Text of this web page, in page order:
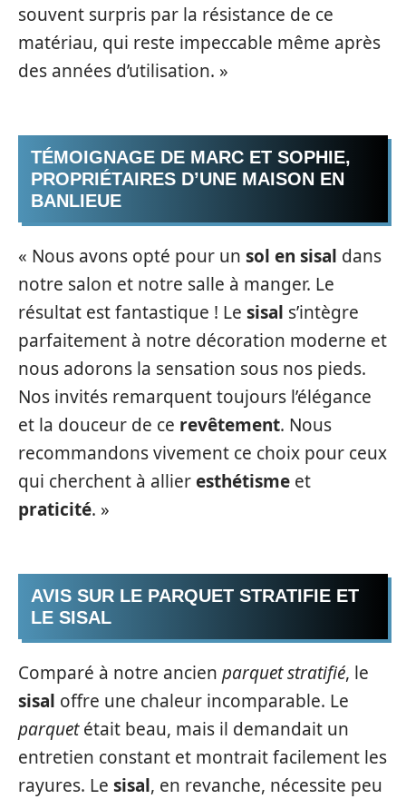
souvent surpris par la résistance de ce
matériau, qui reste impeccable même après
des années d’utilisation. »
TÉMOIGNAGE DE MARC ET SOPHIE,
PROPRIÉTAIRES D’UNE MAISON EN
BANLIEUE
« Nous avons opté pour un sol en sisal dans
notre salon et notre salle à manger. Le
résultat est fantastique ! Le sisal s’intègre
parfaitement à notre décoration moderne et
nous adorons la sensation sous nos pieds.
Nos invités remarquent toujours l’élégance
et la douceur de ce revêtement. Nous
recommandons vivement ce choix pour ceux
qui cherchent à allieresthétisme et
praticité. »
AVIS SUR LE PARQUET STRATIFIE ET
LE SISAL
Comparé à notre ancien parquet stratifié, le
sisal offre une chaleur incomparable. Le
parquetétait beau, mais il demandait un
entretien constant et montrait facilement les
rayures. Le sisal, en revanche, nécessite peu